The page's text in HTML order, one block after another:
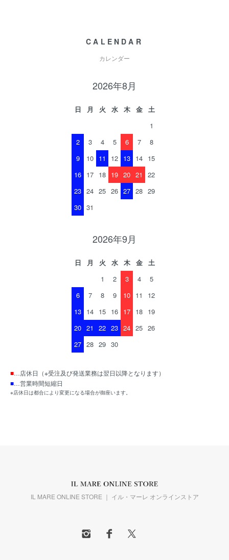
CALENDAR
カレンダー
2026年8月
日 月 火 水 木 金
土
1
2
3 4 5 6 7
8
9
10 11 12 13 14 15
16 17 18 19 20 21
22
23 24 25 26 27 28 29
30 31
2026年9月
日 月 火 水 木 金
土
1
2 3 4
5
6
7 8 9 10 11
12
13 14 15 16 17 18 19
20 21 22 23 24 25 26
27 28 29 30
■…店休日（※受注及び発送業務は翌日以降となります）
■…営業時間短縮日
※店休日は都合により変更になる場合が御座います。
IL MARE ONLINE STORE ｜ イル・マーレ オンラインストア